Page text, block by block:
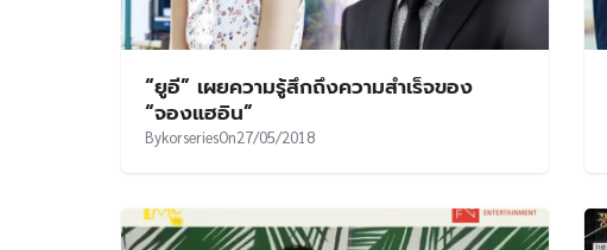
“ยูอี” เผยความรู้สึกถึงความสำเร็จของ
“จองแฮอิน”
BykorseriesOn27/05/2018